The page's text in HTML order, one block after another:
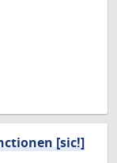
[sic!]